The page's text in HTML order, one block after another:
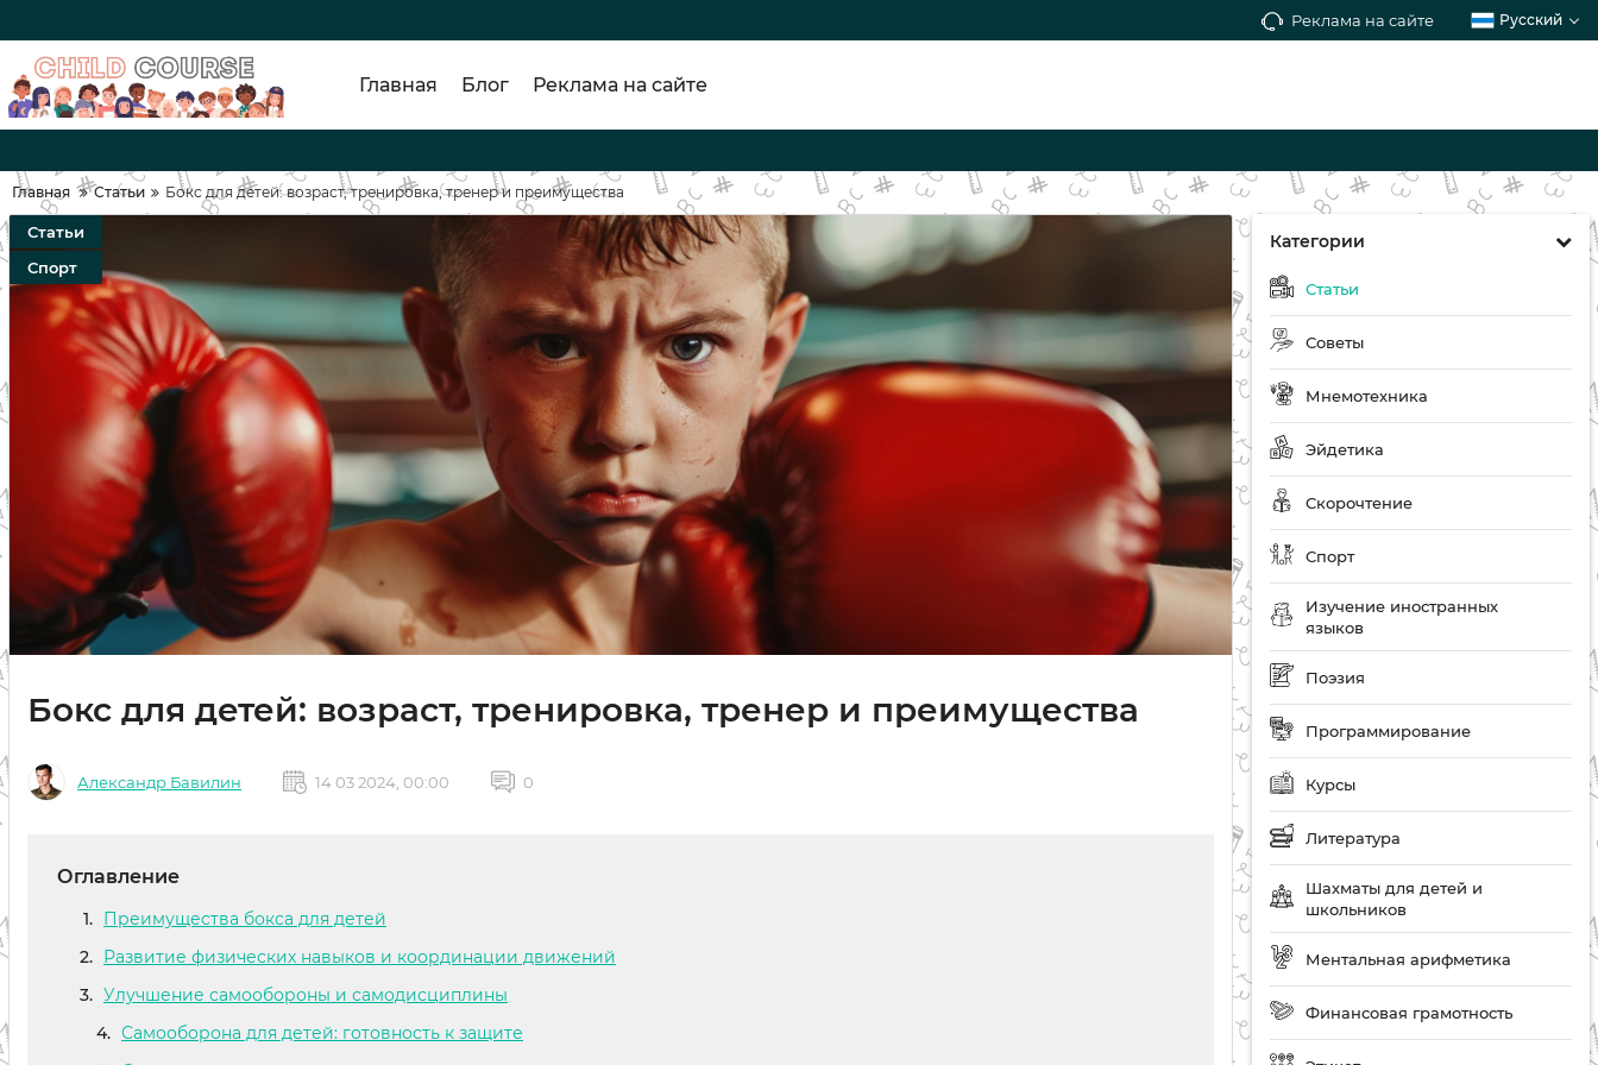
Реклама на сайте Русский
Главная Блог Реклама на сайте
Главная Статьи Бокс для детей: возраст, тренировка, тренер и преимущества
Категории
Статьи
Советы
Мнемотехника
Эйдетика
Скорочтение
Спорт
Изучение иностранных
языков
Поэзия
Программирование
Курсы
Литература
Шахматы для детей и
школьников
Ментальная арифметика
Финансовая грамотность
Статьи
Спорт
Бокс для детей: возраст, тренировка, тренер и преимущества
Александр Бавилин 14 03 2024, 00:00 0
Оглавление
Преимущества бокса для детей
Развитие физических навыков и координации движений
Улучшение самообороны и самодисциплины
Самооборона для детей: готовность к защите